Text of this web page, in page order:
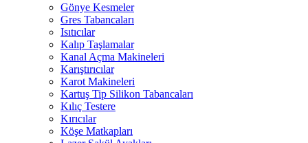
Gönye Kesmeler
Gres Tabancaları
Isıtıcılar
Kalıp Taşlamalar
Kanal Açma Makineleri
Karıştırıcılar
Karot Makineleri
Kartuş Tip Silikon Tabancaları
Kılıç Testere
Kırıcılar
Köşe Matkapları